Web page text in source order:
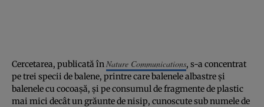
Cercetarea, publicată în Nature Communications, s-a concentrat
pe trei specii de balene, printre care balenele albastre și
balenele cu cocoașă, și pe consumul de fragmente de plastic
mai mici decât un grăunte de nisip, cunoscute sub numele de